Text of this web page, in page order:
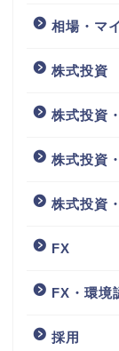
相場・マ
株式投資
株式投資
株式投資
株式投資
FX
FX・環境
採用